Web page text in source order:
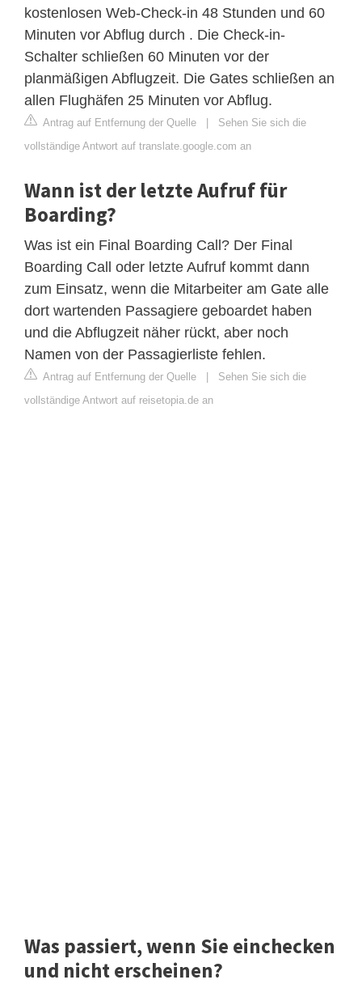
kostenlosen Web-Check-in 48 Stunden und 60
Minuten vor Abflug durch . Die Check-in-
Schalter schließen 60 Minuten vor der
planmäßigen Abflugzeit. Die Gates schließen an
allen Flughäfen 25 Minuten vor Abflug.
Antrag auf Entfernung der Quelle | Sehen Sie sich die
vollständige Antwort auf translate.google.com an
Wann ist der letzte Aufruf für
Boarding?
Was ist ein Final Boarding Call? Der Final
Boarding Call oder letzte Aufruf kommt dann
zum Einsatz, wenn die Mitarbeiter am Gate alle
dort wartenden Passagiere geboardet haben
und die Abflugzeit näher rückt, aber noch
Namen von der Passagierliste fehlen.
Antrag auf Entfernung der Quelle | Sehen Sie sich die
vollständige Antwort auf reisetopia.de an
Was passiert, wenn Sie einchecken
und nicht erscheinen?